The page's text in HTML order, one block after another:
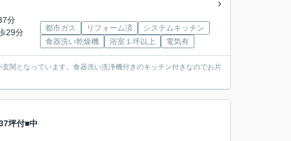
分
29分 都市ガス リフォーム済
システムキッチン
食器洗い乾燥機
浴室１坪以上 電気有
関となっています。食器洗い洗浄機付きのキッチン付きなのでお片
坪付■中